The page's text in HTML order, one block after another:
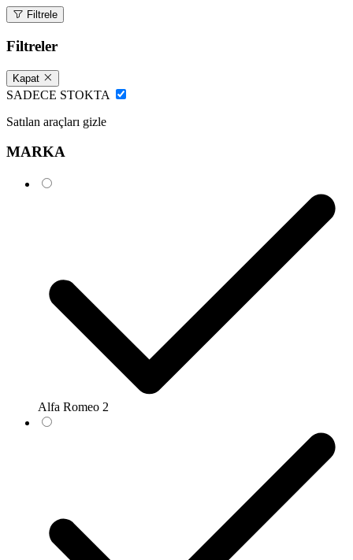
Filtrele
Filtreler
Kapat
SADECE STOKTA
Satılan araçları gizle
MARKA
Alfa Romeo 2